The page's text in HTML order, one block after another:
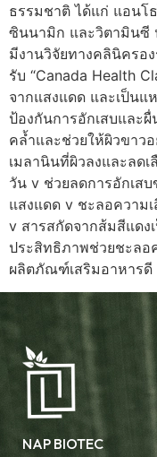
ธรรมชาติ ได้แก่ แอนโ
ซินนามิก และวิตามินซี
มีงานวิจัยทางคลินิครอ
รับ “Canada Health
จากแสงแดด และเป็น
ป้องกันการอักเสบและ
คล้ำและช่วยให้ผิวขาว
เมลานินที่ผิวลงและลด
วัน v ช่วยลดการอักเส
แสงแดด v ชะลอความ
v สารสกัดจากส้มสีแด
ประสิทธิภาพช่วยชะลอ
ผลิตภัณฑ์เสริมอาหาร
NAP BIOTEC